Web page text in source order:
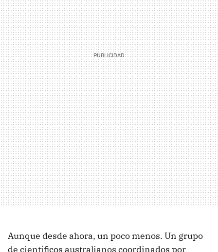
Aunque desde ahora, un poco menos. Un grupo
de científicos australianos coordinados por